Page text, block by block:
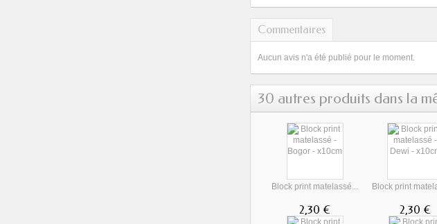
Commentaires
Aucun avis n'a été publié pour le moment.
30 autres produits dans la
Block print matelassé...
2,30 €
Block print
2,30 €